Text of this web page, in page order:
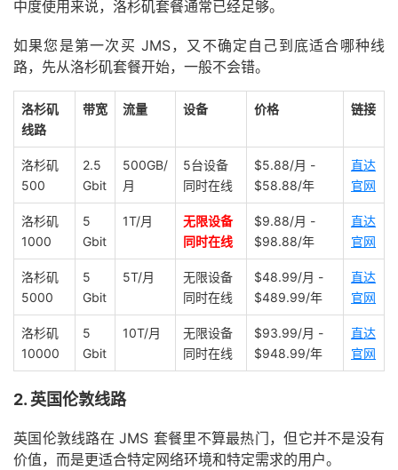
中度使用来说，洛杉矶套餐通常已经足够。
如果您是第一次买 JMS，又不确定自己到底适合哪种线
路，先从洛杉矶套餐开始，一般不会错。
洛杉矶
线路
带宽 流量 设备 价格 链接
洛杉矶
500
2.5
Gbit
500GB/
月
5台设备
同时在线
$5.88/月 -
$58.88/年
直达
官网
洛杉矶
1000
5
Gbit
1T/月
无限设备
同时在线
$9.88/月 -
$98.88/年
直达
官网
洛杉矶
5000
5
Gbit
5T/月
无限设备
同时在线
$48.99/月 -
$489.99/年
直达
官网
洛杉矶
10000
5
Gbit
10T/月
无限设备
同时在线
$93.99/月 -
$948.99/年
直达
官网
2. 英国伦敦线路
英国伦敦线路在 JMS 套餐里不算最热门，但它并不是没有
价值，而是更适合特定网络环境和特定需求的用户。